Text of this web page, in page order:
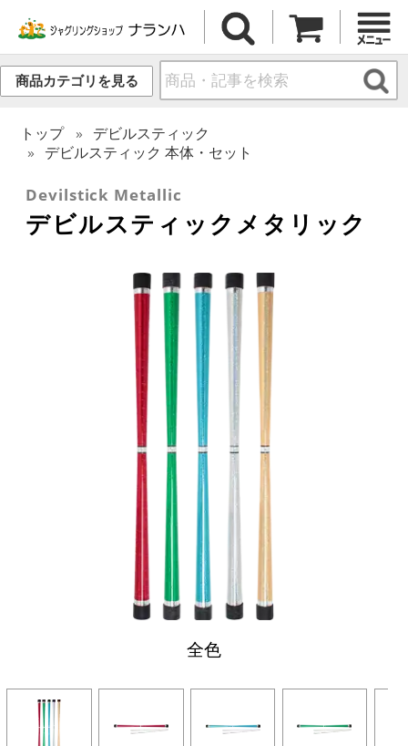
商品カテゴリを見る
トップ
デビルスティック
デビルスティック 本体・セット
Devilstick Metallic
デビルスティックメタリック
全色